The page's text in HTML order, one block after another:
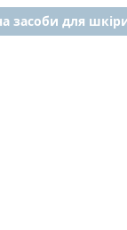
засоби для